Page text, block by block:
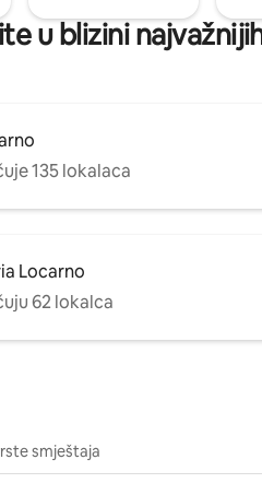
u blizini
135 lokalaca
Locarno
62 lokalca
smještaja